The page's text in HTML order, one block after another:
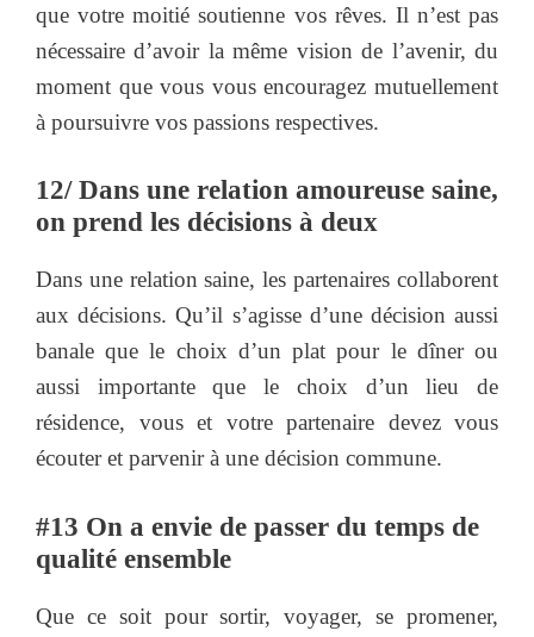
que votre moitié soutienne vos rêves. Il n’est pas
nécessaire d’avoir la même vision de l’avenir, du
moment que vous vous encouragez mutuellement
à poursuivre vos passions respectives.
12/ Dans une relation amoureuse saine,
on prend les décisions à deux
Dans une relation saine, les partenaires collaborent
aux décisions. Qu’il s’agisse d’une décision aussi
banale que le choix d’un plat pour le dîner ou
aussi importante que le choix d’un lieu de
résidence, vous et votre partenaire devez vous
écouter et parvenir à une décision commune.
#13 On a envie de passer du temps de
qualité ensemble
Que ce soit pour sortir, voyager, se promener,